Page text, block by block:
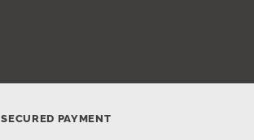
SECURED PAYMENT